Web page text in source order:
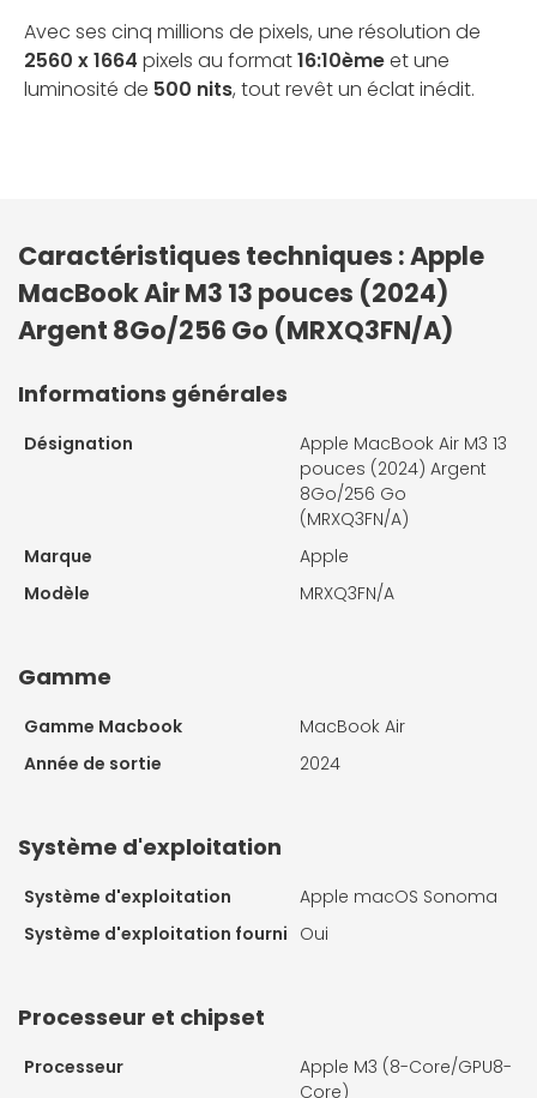
Avec ses cinq millions de pixels, une résolution de
2560 x 1664 pixels au format16:10èmeet une
luminosité de 500 nits, tout revêt un éclat inédit.
Caractéristiques techniques : Apple
MacBook Air M3 13 pouces (2024)
Argent 8Go/256 Go (MRXQ3FN/A)
Informations générales
Désignation
Apple MacBook Air M3 13
pouces (2024) Argent
8Go/256 Go
(MRXQ3FN/A)
Marque
Apple
Modèle
MRXQ3FN/A
Gamme
Gamme Macbook
MacBook Air
Année de sortie
2024
Système d'exploitation
Système d'exploitation
Apple macOS Sonoma
Système d'exploitation fourni Oui
Processeur et chipset
Processeur
Apple M3 (8-Core/GPU8-
Core)